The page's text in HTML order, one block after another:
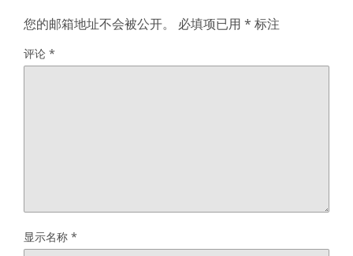
您的邮箱地址不会被公开。 必填项已用 * 标注
评论 *
显示名称 *